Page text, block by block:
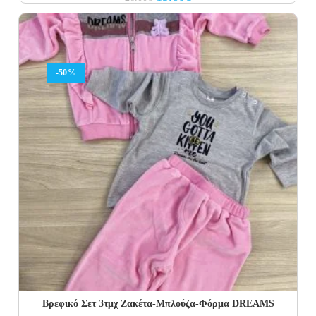
price
was:
26.00€.
price
is:
15.60€.
-50%
Βρεφικό Σετ 3τμχ Ζακέτα-Μπλούζα-Φόρμα DREAMS